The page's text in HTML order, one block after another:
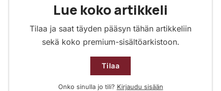
Lue koko artikkeli
Tilaa ja saat täyden pääsyn tähän artikkeliin
sekä koko premium-sisältöarkistoon.
Tilaa
Onko sinulla jo tili? Kirjaudu sisään